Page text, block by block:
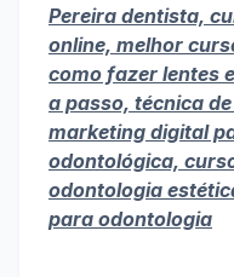
Pereira dentista,
online, melhor
como fazer lentes
a passo, técnica
marketing digital
odontológica,
odontologia
para odontologia